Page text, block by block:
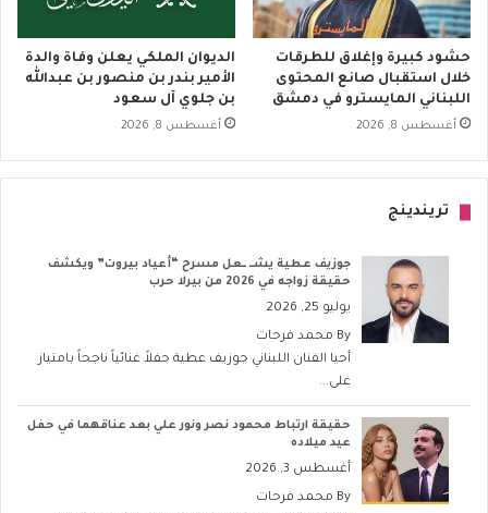
حشود كبيرة وإغلاق للطرقات
خلال استقبال صانع المحتوى
اللبناني المايسترو في دمشق
أغسطس 8, 2026
الديوان الملكي يعلن وفاة والدة
الأمير بندر بن منصور بن عبدالله
بن جلوي آل سعود
أغسطس 8, 2026
تريندينج
جوزيف عطية يشــ ــعل مسرح “أعياد بيروت” ويكشف
حقيقة زواجه في 2026 من بيرلا حرب
يوليو 25, 2026
By محمد فرحات
أحيا الفنان اللبناني جوزيف عطية حفلاً غنائياً ناجحاً بامتياز
على...
حقيقة ارتباط محمود نصر ونور علي بعد عناقهما في حفل
عيد ميلاده
أغسطس 3, 2026
By محمد فرحات